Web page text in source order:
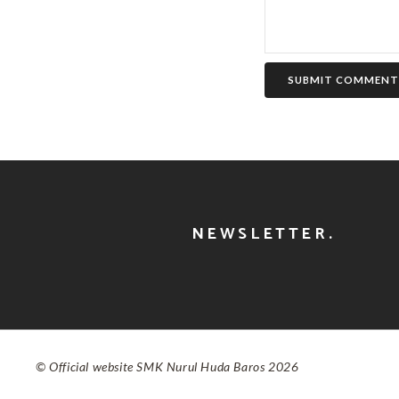
SUBMIT COMMENT
NEWSLETTER.
© Official website SMK Nurul Huda Baros 2026